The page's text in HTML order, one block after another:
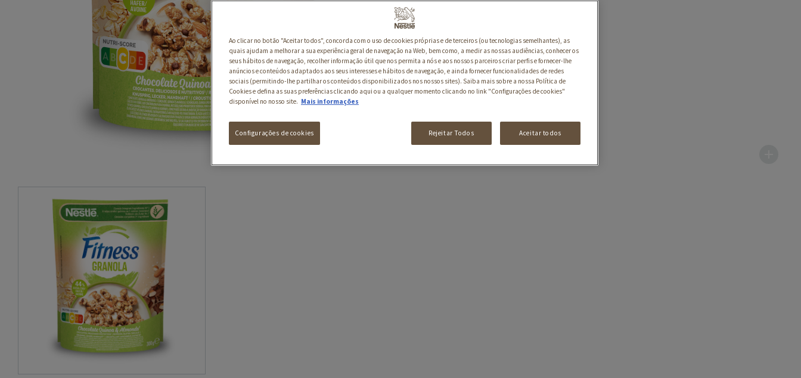
Ao clicar no botão "Aceitar todos", concorda com o uso de cookies próprias e de terceiros (ou tecnologias semelhantes), as
quais ajudam a melhorar a sua experiência geral de navegação na Web, bem como, a medir as nossas audiências, conhecer os
seus hábitos de navegação, recolher informação útil que nos permita a nós e aos nossos parceiros criar perfis e fornecer-lhe
anúncios e conteúdos adaptados aos seus interesses e hábitos de navegação, e ainda fornecer funcionalidades de redes
sociais (permitindo-lhe partilhar os conteúdos disponibilizados nos nossos sites). Saiba mais sobre a nossa Política de
Cookies e defina as suas preferências clicando aqui ou a qualquer momento clicando no link "Configurações de cookies"
disponível no nosso site. Mais informações
Rejeitar Todos Aceitar todos
Configurações de cookies